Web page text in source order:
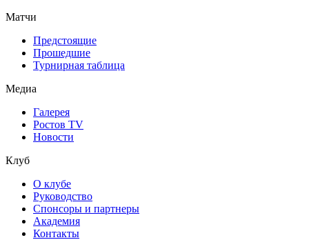
Матчи
Предстоящие
Прошедшие
Турнирная таблица
Медиа
Галерея
Ростов TV
Новости
Клуб
О клубе
Руководство
Спонсоры и партнеры
Академия
Контакты